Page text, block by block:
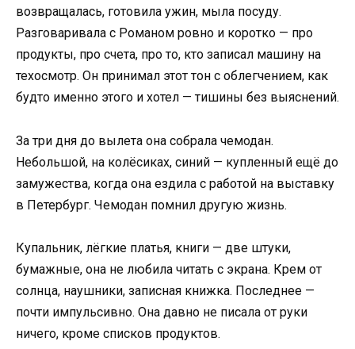
возвращалась, готовила ужин, мыла посуду.
Разговаривала с Романом ровно и коротко — про
продукты, про счета, про то, кто записал машину на
техосмотр. Он принимал этот тон с облегчением, как
будто именно этого и хотел — тишины без выяснений.
За три дня до вылета она собрала чемодан.
Небольшой, на колёсиках, синий — купленный ещё до
замужества, когда она ездила с работой на выставку
в Петербург. Чемодан помнил другую жизнь.
Купальник, лёгкие платья, книги — две штуки,
бумажные, она не любила читать с экрана. Крем от
солнца, наушники, записная книжка. Последнее —
почти импульсивно. Она давно не писала от руки
ничего, кроме списков продуктов.